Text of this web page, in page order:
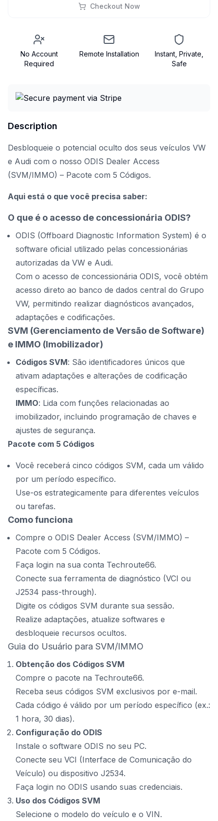
Checkout Now
No Account
Required
Remote Installation
Instant, Private,
Safe
Description
Desbloqueie o potencial oculto dos seus veículos VW
e Audi com o nosso ODIS Dealer Access
(SVM/IMMO) – Pacote com 5 Códigos.
Aqui está o que você precisa saber:
O que é o acesso de concessionária ODIS?
ODIS (Offboard Diagnostic Information System) é o
software oficial utilizado pelas concessionárias
autorizadas da VW e Audi.
Com o acesso de concessionária ODIS, você obtém
acesso direto ao banco de dados central do Grupo
VW, permitindo realizar diagnósticos avançados,
adaptações e codificações.
SVM (Gerenciamento de Versão de Software)
e IMMO (Imobilizador)
Códigos SVM: São identificadores únicos que
ativam adaptações e alterações de codificação
específicas.
IMMO: Lida com funções relacionadas ao
imobilizador, incluindo programação de chaves e
ajustes de segurança.
Pacote com 5 Códigos
Você receberá cinco códigos SVM, cada um válido
por um período específico.
Use-os estrategicamente para diferentes veículos
ou tarefas.
Como funciona
Compre o ODIS Dealer Access (SVM/IMMO) –
Pacote com 5 Códigos.
Faça login na sua conta Techroute66.
Conecte sua ferramenta de diagnóstico (VCI ou
J2534 pass-through).
Digite os códigos SVM durante sua sessão.
Realize adaptações, atualize softwares e
desbloqueie recursos ocultos.
Guia do Usuário para SVM/IMMO
Obtenção dos Códigos SVM
Compre o pacote na Techroute66.
Receba seus códigos SVM exclusivos por e-mail.
Cada código é válido por um período específico (ex.:
1 hora, 30 dias).
Configuração do ODIS
Instale o software ODIS no seu PC.
Conecte seu VCI (Interface de Comunicação do
Veículo) ou dispositivo J2534.
Faça login no ODIS usando suas credenciais.
Uso dos Códigos SVM
Selecione o modelo do veículo e o VIN.